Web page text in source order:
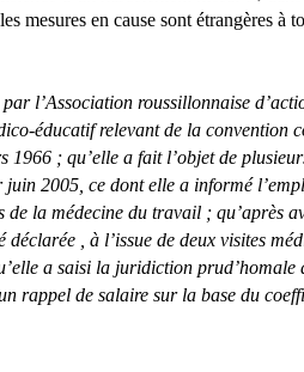
mesures en cause sont étrangères à
l’Association roussillonnaise
éducatif relevant de la convention
1966 ; qu’elle a fait l’objet de
2005, ce dont elle a informé
la médecine du travail ; qu’après
, à l’issue de deux visites
a saisi la juridiction prud’homale
rappel de salaire sur la base du